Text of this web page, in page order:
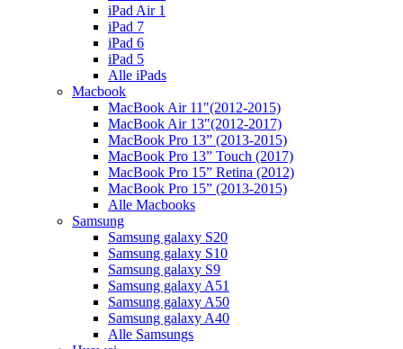
iPad Air 1
iPad 7
iPad 6
iPad 5
Alle iPads
Macbook
MacBook Air 11"(2012-2015)
MacBook Air 13"(2012-2017)
MacBook Pro 13” (2013-2015)
MacBook Pro 13” Touch (2017)
MacBook Pro 15” Retina (2012)
MacBook Pro 15” (2013-2015)
Alle Macbooks
Samsung
Samsung galaxy S20
Samsung galaxy S10
Samsung galaxy S9
Samsung galaxy A51
Samsung galaxy A50
Samsung galaxy A40
Alle Samsungs